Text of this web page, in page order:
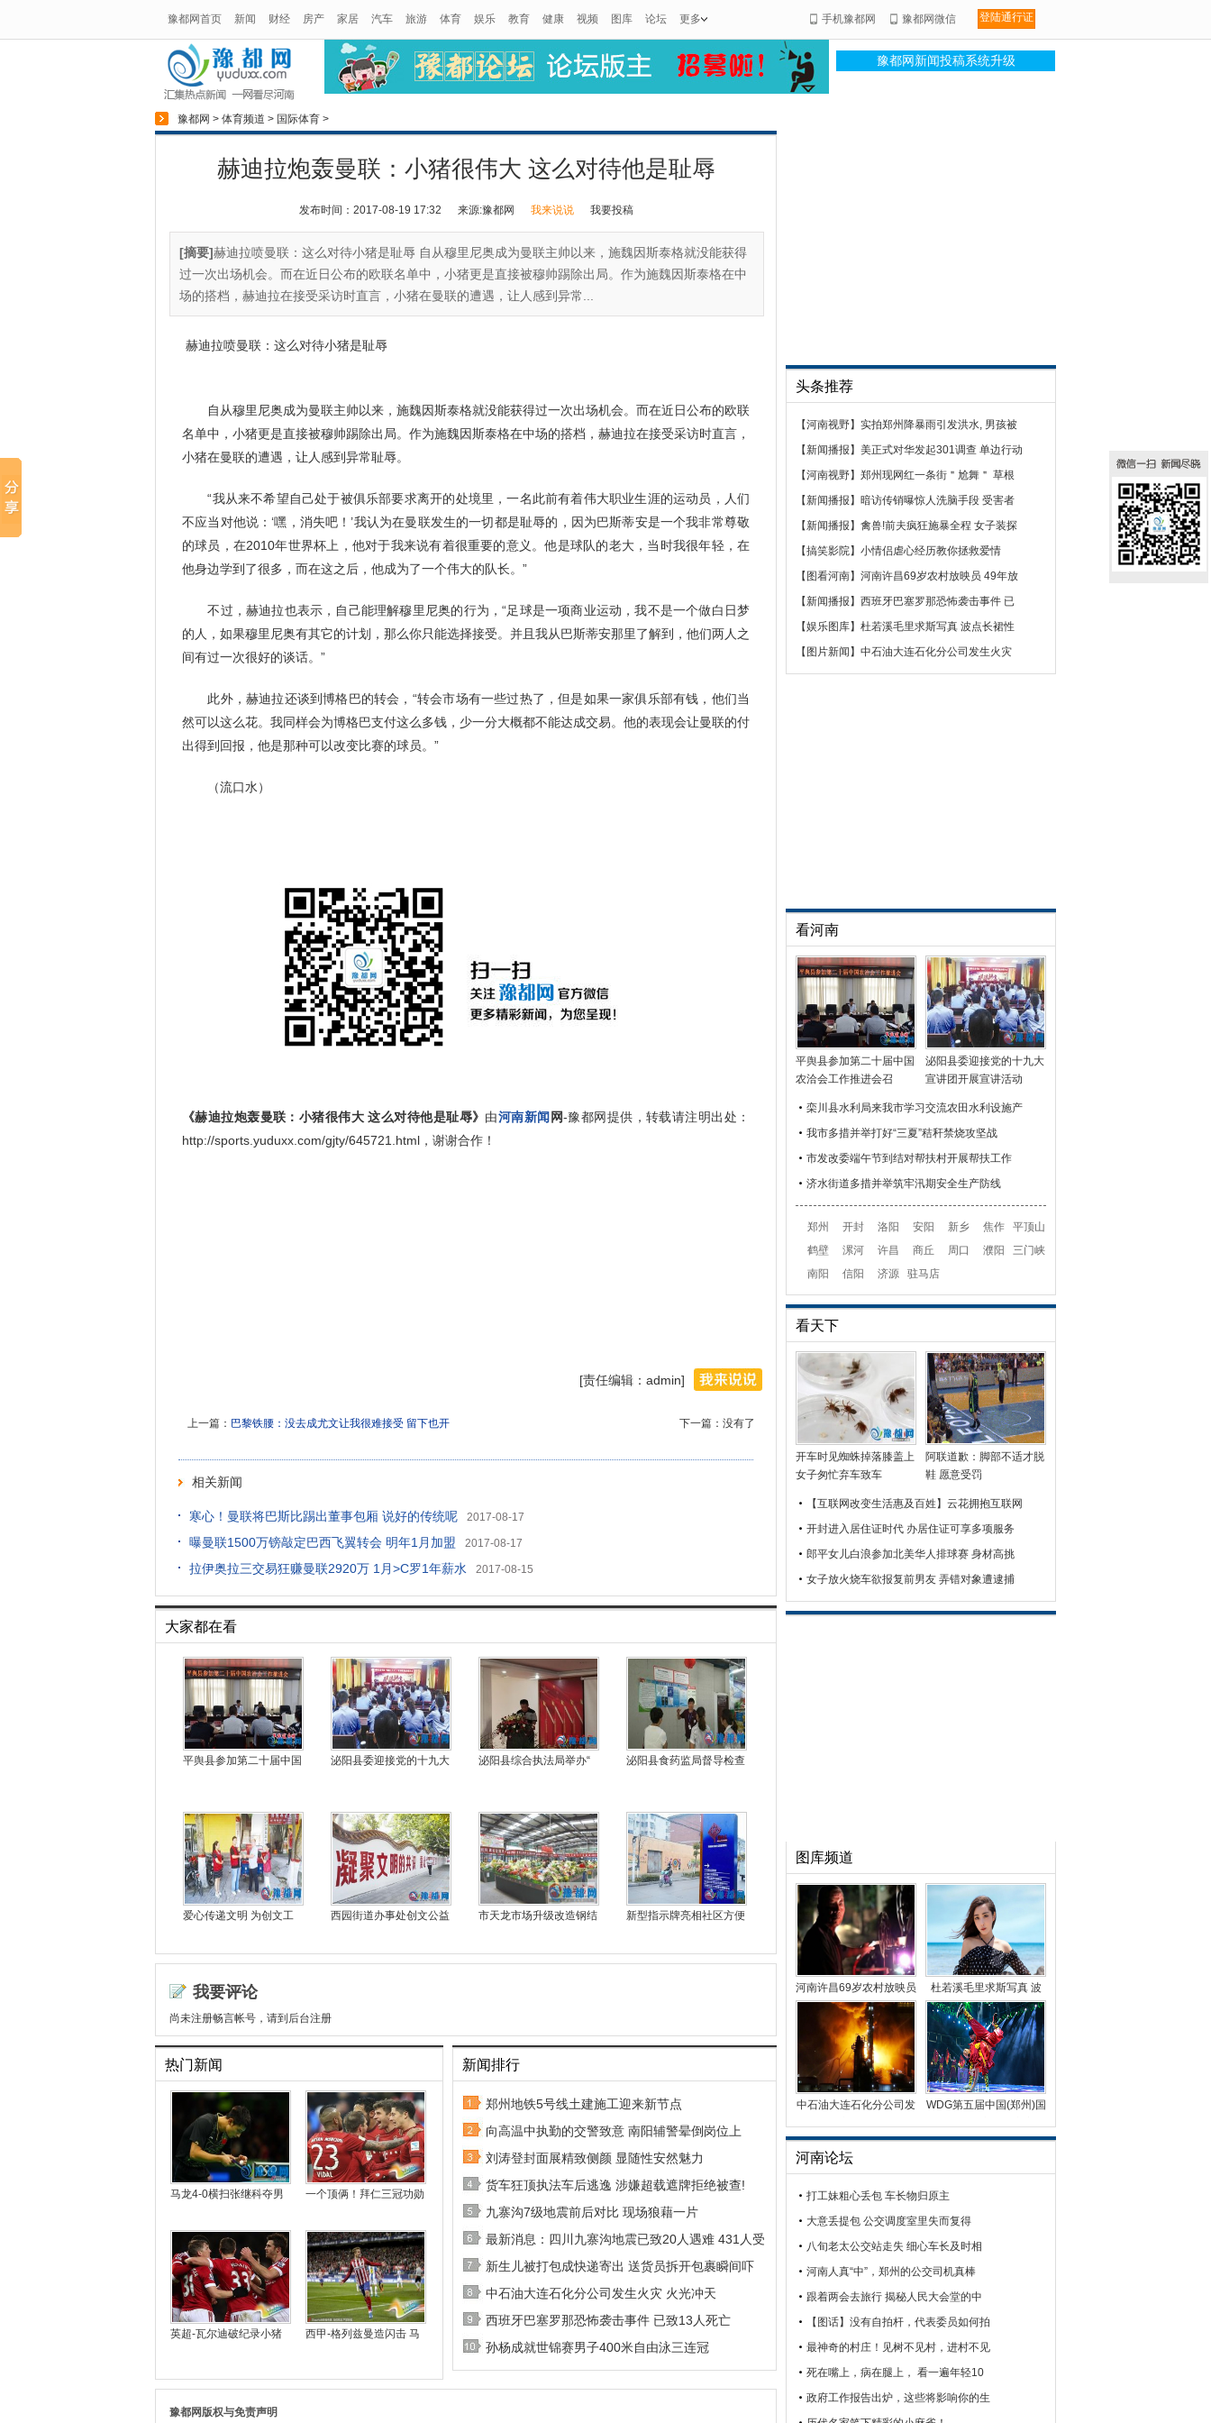
豫都网首页 新闻 财经 房产 家居 汽车 旅游 体育 娱乐 教育 健康 视频 图库 论坛 更多 手机豫都网 豫都网微信 登陆通行证
豫都网新闻投稿系统升级
豫都网 > 体育频道 > 国际体育 >
赫迪拉炮轰曼联：小猪很伟大 这么对待他是耻辱
发布时间：2017-08-19 17:32 来源:豫都网 我来说说 我要投稿
[摘要]赫迪拉喷曼联：这么对待小猪是耻辱 自从穆里尼奥成为曼联主帅以来，施魏因斯泰格就没能获得
过一次出场机会。而在近日公布的欧联名单中，小猪更是直接被穆帅踢除出局。作为施魏因斯泰格在中
场的搭档，赫迪拉在接受采访时直言，小猪在曼联的遭遇，让人感到异常...
赫迪拉喷曼联：这么对待小猪是耻辱
自从穆里尼奥成为曼联主帅以来，施魏因斯泰格就没能获得过一次出场机会。而在近日公布的欧联
名单中，小猪更是直接被穆帅踢除出局。作为施魏因斯泰格在中场的搭档，赫迪拉在接受采访时直言，
小猪在曼联的遭遇，让人感到异常耻辱。
“我从来不希望自己处于被俱乐部要求离开的处境里，一名此前有着伟大职业生涯的运动员，人们
不应当对他说：‘嘿，消失吧！’我认为在曼联发生的一切都是耻辱的，因为巴斯蒂安是一个我非常尊敬
的球员，在2010年世界杯上，他对于我来说有着很重要的意义。他是球队的老大，当时我很年轻，在
他身边学到了很多，而在这之后，他成为了一个伟大的队长。”
不过，赫迪拉也表示，自己能理解穆里尼奥的行为，“足球是一项商业运动，我不是一个做白日梦
的人，如果穆里尼奥有其它的计划，那么你只能选择接受。并且我从巴斯蒂安那里了解到，他们两人之
间有过一次很好的谈话。”
此外，赫迪拉还谈到博格巴的转会，“转会市场有一些过热了，但是如果一家俱乐部有钱，他们当
然可以这么花。我同样会为博格巴支付这么多钱，少一分大概都不能达成交易。他的表现会让曼联的付
出得到回报，他是那种可以改变比赛的球员。”
（流口水）
《赫迪拉炮轰曼联：小猪很伟大 这么对待他是耻辱》 由河南新闻 网-豫都网提供，转载请注明出处：
http://sports.yuduxx.com/gjty/645721.html，谢谢合作！
[责任编辑：admin]
下一篇：没有了
上一篇： 巴黎铁腰：没去成尤文让我很难接受 留下也开
相关新闻
寒心！曼联将巴斯比踢出董事包厢 说好的传统呢 2017-08-17
曝曼联1500万镑敲定巴西飞翼转会 明年1月加盟 2017-08-17
拉伊奥拉三交易狂赚曼联2920万 1月>C罗1年薪水 2017-08-15
大家都在看
平舆县参加第二十届中国 泌阳县委迎接党的十九大 泌阳县综合执法局举办“ 泌阳县食药监局督导检查
爱心传递文明 为创文工 西园街道办事处创文公益 市天龙市场升级改造钢结 新型指示牌亮相社区方便
我要评论
尚未注册畅言帐号，请到后台注册
热门新闻
马龙4-0横扫张继科夺男 一个顶俩！拜仁三冠功勋
英超-瓦尔迪破纪录小猪 西甲-格列兹曼造闪击 马
新闻排行
郑州地铁5号线土建施工迎来新节点
向高温中执勤的交警致意 南阳辅警晕倒岗位上
刘涛登封面展精致侧颜 显随性安然魅力
货车狂顶执法车后逃逸 涉嫌超载遮牌拒绝被查!
九寨沟7级地震前后对比 现场狼藉一片
最新消息：四川九寨沟地震已致20人遇难 431人受
新生儿被打包成快递寄出 送货员拆开包裹瞬间吓
中石油大连石化分公司发生火灾 火光冲天
西班牙巴塞罗那恐怖袭击事件 已致13人死亡
孙杨成就世锦赛男子400米自由泳三连冠
豫都网版权与免责声明
头条推荐
【河南视野】 实拍郑州降暴雨引发洪水, 男孩被
【新闻播报 】 美正式对华发起301调查 单边行动
【河南视野】 郑州现网红一条街＂尬舞＂ 草根
【新闻播报 】 暗访传销曝惊人洗脑手段 受害者
【新闻播报 】 禽兽!前夫疯狂施暴全程 女子装探
【搞笑影院】 小情侣虐心经历教你拯救爱情
【 图看河南】 河南许昌69岁农村放映员 49年放
【新闻播报 】 西班牙巴塞罗那恐怖袭击事件 已
【娱乐图库】 杜若溪毛里求斯写真 波点长裙性
【 图片新闻 】 中石油大连石化分公司发生火灾
看河南
平舆县参加第二十届中国
农洽会工作推进会召
泌阳县委迎接党的十九大
宣讲团开展宣讲活动
栾川县水利局来我市学习交流农田水利设施产
我市多措并举打好“三夏”秸秆禁烧攻坚战
市发改委端午节到结对帮扶村开展帮扶工作
济水街道多措并举筑牢汛期安全生产防线
郑州 开封 洛阳 安阳 新乡 焦作
平顶山
鹤壁
漯河 许昌 商丘 周口 濮阳
三门峡
南阳
信阳 济源 驻马店
看天下
开车时见蜘蛛掉落膝盖上
女子匆忙弃车致车
阿联道歉：脚部不适才脱
鞋 愿意受罚
【互联网改变生活惠及百姓】云花拥抱互联网
开封进入居住证时代 办居住证可享多项服务
郎平女儿白浪参加北美华人排球赛 身材高挑
女子放火烧车欲报复前男友 弄错对象遭逮捕
图库频道
河南许昌69岁农村放映员
49年放映2万场电影
杜若溪毛里求斯写真 波
点长裙性感妩媚
中石油大连石化分公司发
WDG第五届中国(郑州)国
河南论坛
打工妹粗心丢包 车长物归原主
大意丢提包 公交调度室里失而复得
八旬老太公交站走失 细心车长及时相
河南人真“中”，郑州的公交司机真棒
跟着两会去旅行 揭秘人民大会堂的中
【图话】没有自拍杆，代表委员如何拍
最神奇的村庄！见树不见村，进村不见
死在嘴上，病在腿上， 看一遍年轻10
政府工作报告出炉，这些将影响你的生